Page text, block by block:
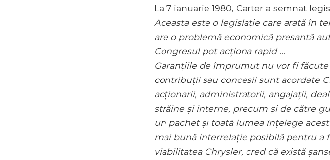
La 7 ianuarie 1980, Carter a semnat
Aceasta este o legislație care arată în
are o problemă economică presantă
Congresul pot acționa rapid ...
Garanțiile de împrumut nu vor fi
contribuții sau concesii sunt acordate
acționarii, administratorii, angajații,
străine și interne, precum și de către
un pachet și toată lumea înțelege
mai bună interrelație posibilă pentru a
viabilitatea Chrysler, cred că există